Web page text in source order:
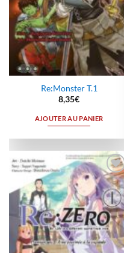
Re:Monster T.1
8,35€
AJOUTER AU PANIER
Ajouter
à la
wishlist